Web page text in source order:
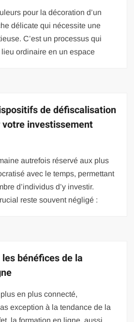
pour la décoration d’un
délicate qui nécessite une
C’est un processus qui
ordinaire en un espace
de défiscalisation
investissement
autrefois réservé aux plus
avec le temps, permettant
d’individus d’y investir.
reste souvent négligé :
bénéfices de la
en plus connecté,
exception à la tendance de la
la formation en ligne, aussi